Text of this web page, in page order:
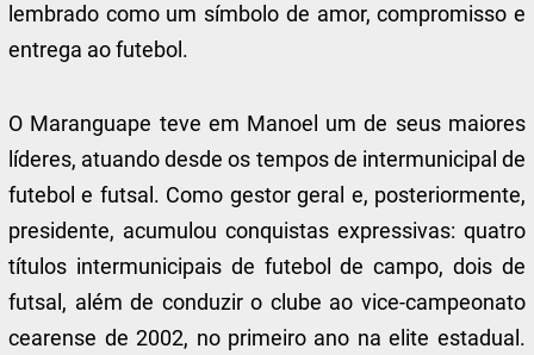
lembrado como um símbolo de amor, compromisso e
entrega ao futebol.
O Maranguape teve em Manoel um de seus maiores
líderes, atuando desde os tempos de intermunicipal de
futebol e futsal. Como gestor geral e, posteriormente,
presidente, acumulou conquistas expressivas: quatro
títulos intermunicipais de futebol de campo, dois de
futsal, além de conduzir o clube ao vice-campeonato
cearense de 2002, no primeiro ano na elite estadual.